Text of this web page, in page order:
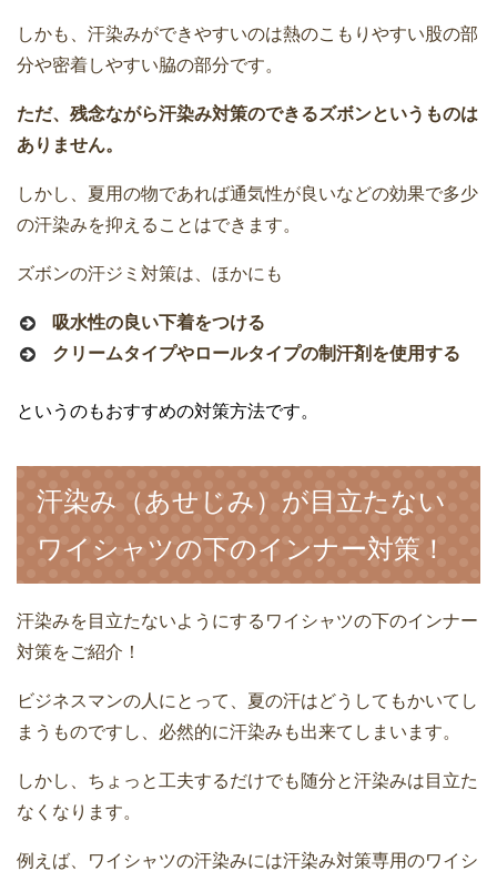
しかも、汗染みができやすいのは熱のこもりやすい股の部
分や密着しやすい脇の部分です。
ただ、残念ながら汗染み対策のできるズボンというものは
ありません。
しかし、夏用の物であれば通気性が良いなどの効果で多少
の汗染みを抑えることはできます。
ズボンの汗ジミ対策は、ほかにも
吸水性の良い下着をつける
クリームタイプやロールタイプの制汗剤を使用する
というのもおすすめの対策方法です。
汗染み（あせじみ）が目立たない
ワイシャツの下のインナー対策！
汗染みを目立たないようにするワイシャツの下のインナー
対策をご紹介！
ビジネスマンの人にとって、夏の汗はどうしてもかいてし
まうものですし、必然的に汗染みも出来てしまいます。
しかし、ちょっと工夫するだけでも随分と汗染みは目立た
なくなります。
例えば、ワイシャツの汗染みには汗染み対策専用のワイシ